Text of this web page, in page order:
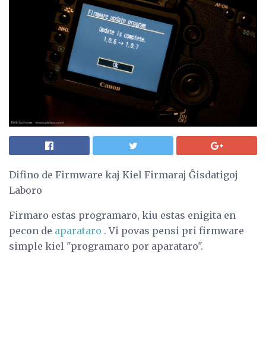
Difino de Firmware kaj Kiel Firmaraj Ĝisdatigoj
Laboro
Firmaro estas programaro, kiu estas enigita en
pecon de aparataro . Vi povas pensi pri firmware
simple kiel "programaro por aparataro".